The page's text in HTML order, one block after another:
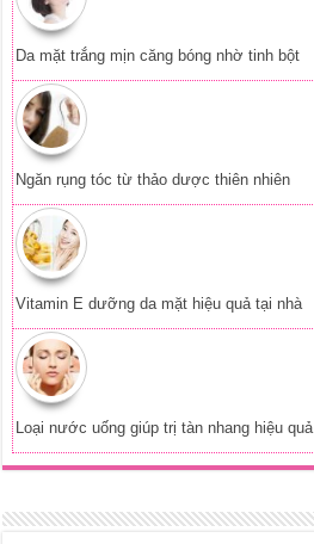
Da mặt trắng mịn căng bóng nhờ tinh bột
Ngăn rụng tóc từ thảo dược thiên nhiên
Vitamin E dưỡng da mặt hiệu quả tại nhà
Loại nước uống giúp trị tàn nhang hiệu quả